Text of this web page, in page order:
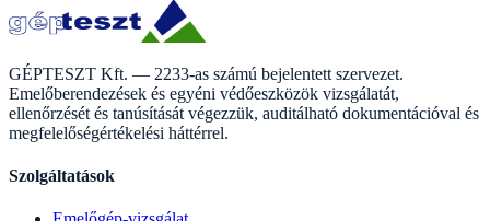
GÉPTESZT Kft. — 2233-as számú bejelentett szervezet.
Emelőberendezések és egyéni védőeszközök vizsgálatát,
ellenőrzését és tanúsítását végezzük, auditálható dokumentációval és
megfelelőségértékelési háttérrel.
Szolgáltatások